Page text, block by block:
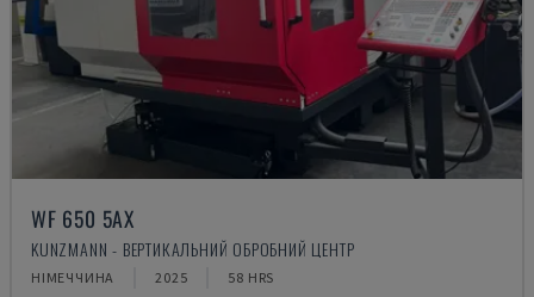
WF 650 5AX
KUNZMANN - ВЕРТИКАЛЬНИЙ ОБРОБНИЙ ЦЕНТР
НІМЕЧЧИНА 2025 58 HRS